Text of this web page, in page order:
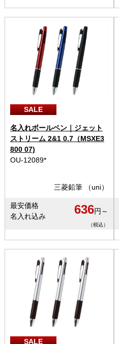
SALE
名入れボールペン｜ジェット
ストリーム 2&1 0.7（MSXE3
800 07)
OU-12089*
三菱鉛筆 （uni）
最安価格
名入れ込み
636円～
（税込）
SALE